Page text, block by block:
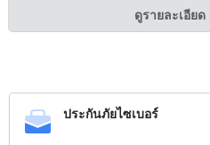
ดูรายละเอียด
ประกันภัยไซเบอร์